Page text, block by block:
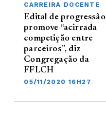
CARREIRA DOCENTE
Edital de progressão
promove “acirrada
competição entre
parceiros”, diz
Congregação da
FFLCH
05/11/2020 16H27